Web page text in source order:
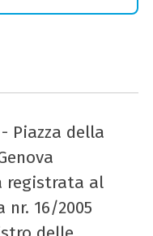
Piazza della
registrata al
nr. 16/2005